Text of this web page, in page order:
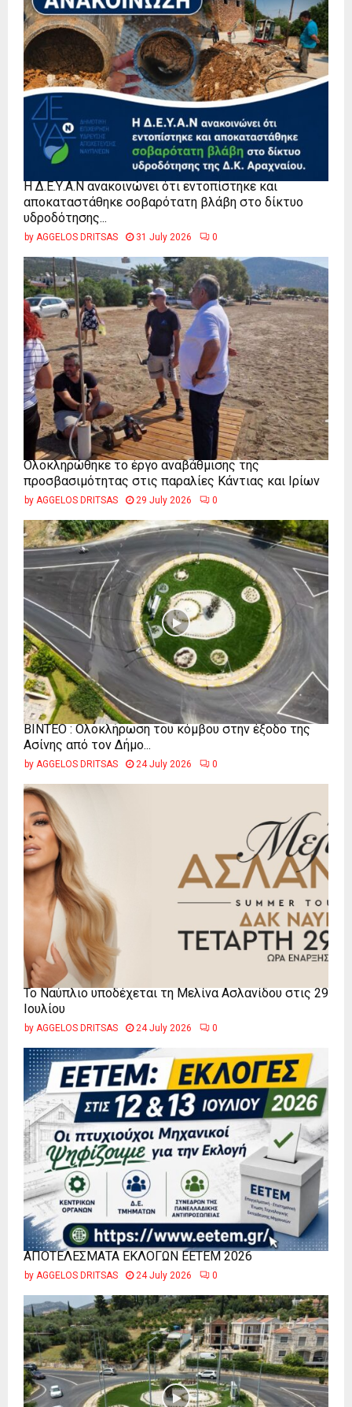
Η Δ.Ε.Υ.Α.Ν ανακοινώνει ότι εντοπίστηκε και
αποκαταστάθηκε σοβαρότατη βλάβη στο δίκτυο
υδροδότησης...
by AGGELOS DRITSAS 31 July 2026 0
Ολοκληρώθηκε το έργο αναβάθμισης της
προσβασιμότητας στις παραλίες Κάντιας και Ιρίων
by AGGELOS DRITSAS 29 July 2026 0
ΒΙΝΤΕΟ : Ολοκλήρωση του κόμβου στην έξοδο της
Ασίνης από τον Δήμο...
by AGGELOS DRITSAS 24 July 2026 0
Το Ναύπλιο υποδέχεται τη Μελίνα Ασλανίδου στις 29
Ιουλίου
by AGGELOS DRITSAS 24 July 2026 0
ΑΠΟΤΕΛΕΣΜΑΤΑ ΕΚΛΟΓΩΝ ΕΕΤΕΜ 2026
by AGGELOS DRITSAS 24 July 2026 0